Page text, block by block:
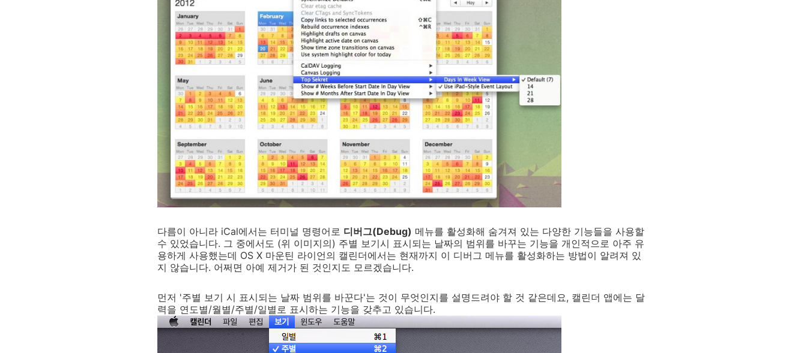
다름이 아니라 iCal에서는 터미널 명령어로 디버그(Debug) 메뉴를 활성화해 숨겨져 있는 다양한 기능들을 사용할
수 있었습니다. 그 중에서도 (위 이미지의) 주별 보기시 표시되는 날짜의 범위를 바꾸는 기능을 개인적으로 아주 유
용하게 사용했는데 OS X 마운틴 라이언의 캘린더에서는 현재까지 이 디버그 메뉴를 활성화하는 방법이 알려져 있
지 않습니다. 어쩌면 아예 제거가 된 것인지도 모르겠습니다.
먼저 '주별 보기 시 표시되는 날짜 범위를 바꾼다'는 것이 무엇인지를 설명드려야 할 것 같은데요, 캘린더 앱에는 달
력을 연도별/월별/주별/일별로 표시하는 기능을 갖추고 있습니다.